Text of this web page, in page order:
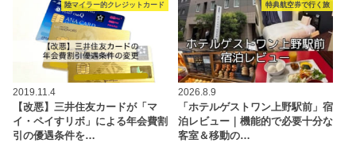
陸マイラー的クレジットカード
2019.11.4
【改悪】三井住友カードが「マ
イ・ペイすリボ」による年会費割
引の優遇条件を…
特典航空券で行く旅
2026.8.9
「ホテルゲストワン上野駅前」宿
泊レビュー｜機能的で必要十分な
客室＆移動の…